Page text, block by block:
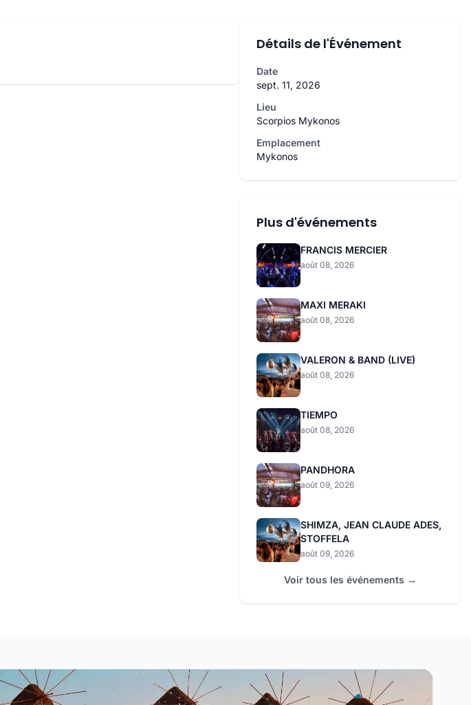
Détails de l'Événement
Date
sept. 11, 2026
Lieu
Scorpios Mykonos
Emplacement
Mykonos
Plus d'événements
FRANCIS MERCIER
août 08, 2026
MAXI MERAKI
août 08, 2026
VALERON & BAND (LIVE)
août 08, 2026
TIEMPO
août 08, 2026
PANDHORA
août 09, 2026
SHIMZA, JEAN CLAUDE ADES,
STOFFELA
août 09, 2026
Voir tous les événements →